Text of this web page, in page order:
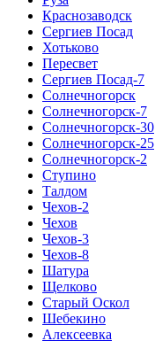
Краснозаводск
Сергиев Посад
Хотьково
Пересвет
Сергиев Посад-7
Солнечногорск
Солнечногорск-7
Солнечногорск-30
Солнечногорск-25
Солнечногорск-2
Ступино
Талдом
Чехов-2
Чехов
Чехов-3
Чехов-8
Шатура
Щелково
Старый Оскол
Шебекино
Алексеевка